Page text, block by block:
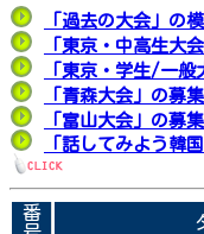
「過去の大会」の
「東京・中高生大
「東京・学生/一般
「青森大会」の募
「富山大会」の募
「話してみよう韓
番